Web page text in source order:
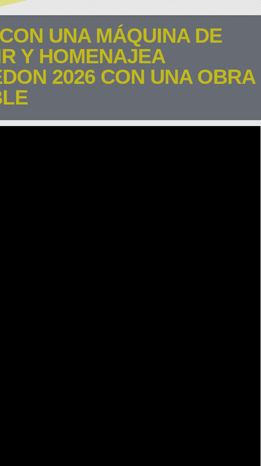
UNA MÁQUINA DE
Y HOMENAJEA
2026 CON UNA OBRA